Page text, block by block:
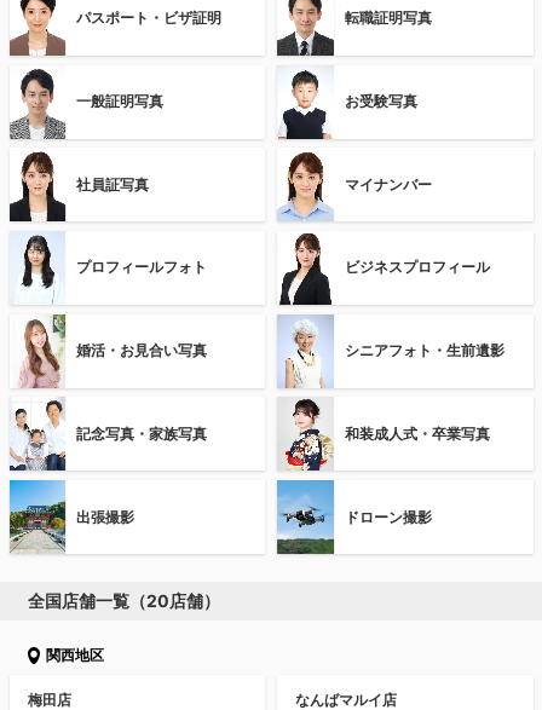
パスポート・ビザ証明 転職証明写真
一般証明写真 お受験写真
社員証写真 マイナンバー
プロフィールフォト ビジネスプロフィール
婚活・お見合い写真 シニアフォト・生前遺影
記念写真・家族写真 和装成人式・卒業写真
出張撮影 ドローン撮影
全国店舗一覧（20店舗）
関西地区
梅田店 なんばマルイ店